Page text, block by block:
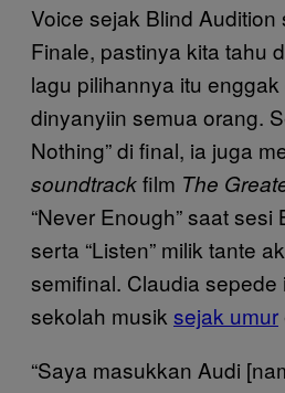
Voice sejak Blind Audition
Finale, pastinya kita tahu
lagu pilihannya itu
dinyanyiin semua orang.
Nothing” di final, ia juga
soundtrackfilm The
“Never Enough” saat sesi
serta “Listen” milik tante
semifinal. Claudia
sekolah musik sejak umur
“Saya masukkan Audi